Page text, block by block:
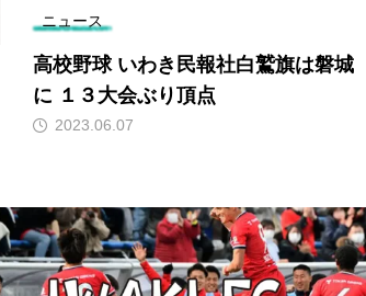
ニュース
高校野球 いわき民報社白鷲旗は磐城
に １３大会ぶり頂点
2023.06.07